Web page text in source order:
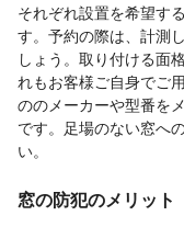
それぞれ設置を希望す
す。予約の際は、計測
しょう。取り付ける面
れもお客様ご自身でご
ののメーカーや型番を
です。足場のない窓へ
い。
窓の防犯のメリット